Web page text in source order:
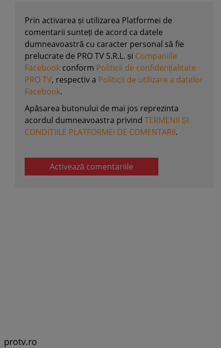
Prin activarea și utilizarea Platformei de
comentarii sunteți de acord ca datele
dumneavoastră cu caracter personal să fie
prelucrate de PRO TV S.R.L. și Companiile
Facebook conform Politicii de confidențialitate
PRO TV, respectiv a Politicii de utilizare a datelor
Facebook.
Apăsarea butonului de mai jos reprezinta
acordul dumneavoastra privind TERMENII ȘI
CONDIȚIILE PLATFORMEI DE COMENTARII.
Activează comentariile
protv.ro